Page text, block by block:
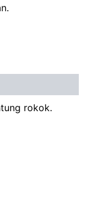
rokok.